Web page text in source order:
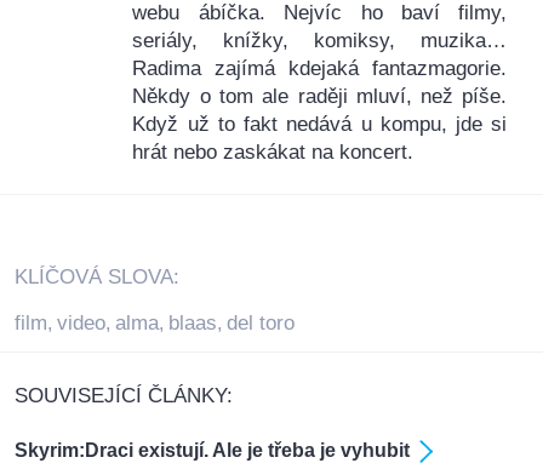
webu ábíčka. Nejvíc ho baví filmy,
seriály, knížky, komiksy, muzika…
Radima zajímá kdejaká fantazmagorie.
Někdy o tom ale raději mluví, než píše.
Když už to fakt nedává u kompu, jde si
hrát nebo zaskákat na koncert.
KLÍČOVÁ SLOVA:
film, video, alma, blaas, del toro
SOUVISEJÍCÍ ČLÁNKY:
Skyrim:Draci existují. Ale je třeba je vyhubit